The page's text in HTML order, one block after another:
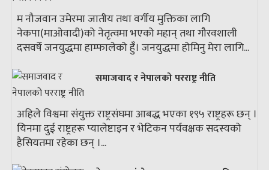
म नौजवान उमेरमा जातीय तथा वर्गीय मुक्तिका लागि
नेकपा(माओवादी)को नेतृत्वमा भएको महान् तथा गौरवशाली
दसवर्षे जनयुद्धमा हाम्फालेको हुँ। जनयुद्धमा होमिनु मेरा लागि...
समाजवाद र नेपालको परराष्ट्र नीति
अहिले विश्वमा संयुक्त राष्ट्रसंघमा आबद्ध भएका १९५ राष्ट्रहरू छन् ।
यिनमा दुई राष्ट्रहरू प्यालेष्टाइन र भेटिकन पर्यवक्षक सदस्यको
हैसियतमा रहेका छन् ।...